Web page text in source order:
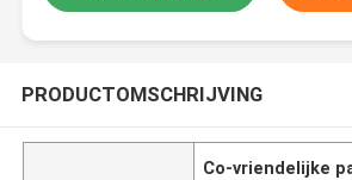
PRODUCTOMSCHRIJVING
Co-vriendelijke